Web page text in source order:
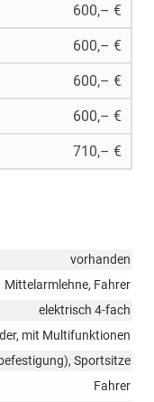
600,– €
600,– €
600,– €
600,– €
710,– €
vorhanden
Mittelarmlehne, Fahrer
elektrisch 4-fach
mit Multifunktionen
Sportsitze
Fahrer